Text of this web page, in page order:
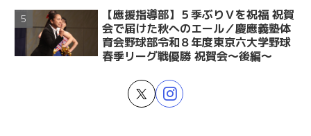
【應援指導部】５季ぶりＶを祝福 祝賀
会で届けた秋へのエール／慶應義塾体
育会野球部令和８年度東京六大学野球
春季リーグ戦優勝 祝賀会～後編～